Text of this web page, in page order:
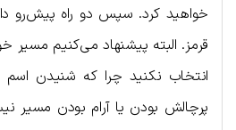
خواهید کرد. سپس دو راه پیش‌رو
قرمز. البته پیشنهاد می‌کنیم مسیر
انتخاب نکنید چرا که شنیدن
پرچالش بودن یا آرام بودن مسیر